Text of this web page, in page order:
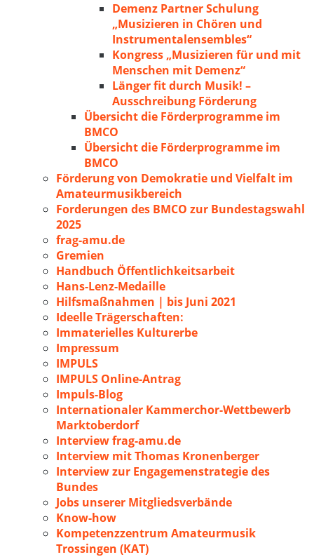
Demenz Partner Schulung
„Musizieren in Chören und
Instrumentalensembles“
Kongress „Musizieren für und mit
Menschen mit Demenz“
Länger fit durch Musik! –
Ausschreibung Förderung
Übersicht die Förderprogramme im
BMCO
Übersicht die Förderprogramme im
BMCO
Förderung von Demokratie und Vielfalt im
Amateurmusikbereich
Forderungen des BMCO zur Bundestagswahl
2025
frag-amu.de
Gremien
Handbuch Öffentlichkeitsarbeit
Hans-Lenz-Medaille
Hilfsmaßnahmen | bis Juni 2021
Ideelle Trägerschaften:
Immaterielles Kulturerbe
Impressum
IMPULS
IMPULS Online-Antrag
Impuls-Blog
Internationaler Kammerchor-Wettbewerb
Marktoberdorf
Interview frag-amu.de
Interview mit Thomas Kronenberger
Interview zur Engagemenstrategie des
Bundes
Jobs unserer Mitgliedsverbände
Know-how
Kompetenzzentrum Amateurmusik
Trossingen (KAT)